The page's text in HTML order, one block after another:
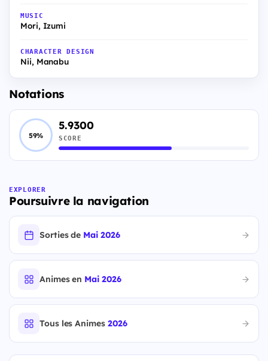
MUSIC
Mori, Izumi
CHARACTER DESIGN
Nii, Manabu
Notations
59%
5.9300
SCORE
EXPLORER
Poursuivre la navigation
Sorties de Mai 2026
Animes en Mai 2026
Tous les Animes 2026